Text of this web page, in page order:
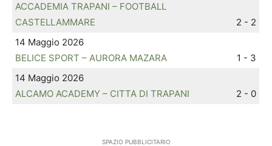
ACCADEMIA TRAPANI – FOOTBALL
CASTELLAMMARE
2 - 2
14 Maggio 2026
BELICE SPORT – AURORA MAZARA
1 - 3
14 Maggio 2026
ALCAMO ACADEMY – CITTA DI TRAPANI
2 - 0
SPAZIO PUBBLICITARIO